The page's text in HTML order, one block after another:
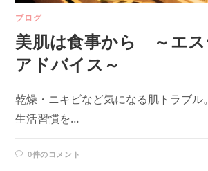
ブログ
美肌は食事から ～エ
アドバイス～
乾燥・ニキビなど気になる肌トラブル
生活習慣を…
0件のコメント